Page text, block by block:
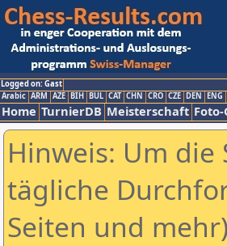
Logged on: Gast
Arabic ARM AZE BIH BUL CAT CHN CRO CZE DEN ENG
Home TurnierDB Meisterschaft
Hinweis: Um
tägliche
Seiten und